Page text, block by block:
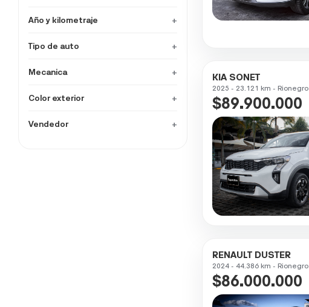
Año y kilometraje +
Tipo de auto +
Mecanica +
Color exterior +
Vendedor +
KIA SONET
2025 - 23.121 km - Rionegro
$89.900.000
RENAULT DUSTER
2024 - 44.386 km - Rionegro
$86.000.000